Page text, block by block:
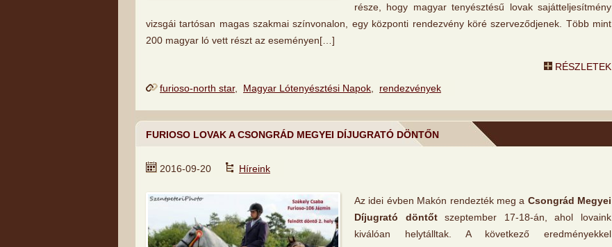
része, hogy magyar tenyésztésű lovak sajátteljesítmény
vizsgái tartósan magas szakmai színvonalon, egy központi rendezvény köré szerveződjenek. Több mint
200 magyar ló vett részt az eseményen[…]
RÉSZLETEK
furioso-north star, Magyar Lótenyésztési Napok, rendezvények
FURIOSO LOVAK A CSONGRÁD MEGYEI DÍJUGRATÓ DÖNTŐN
2016-09-20 Híreink
Az idei évben Makón rendezték meg a Csongrád Megyei
Díjugrató döntőtszeptember 17-18-án, ahol lovaink
kiválóan helytálltak. A következő eredményekkel